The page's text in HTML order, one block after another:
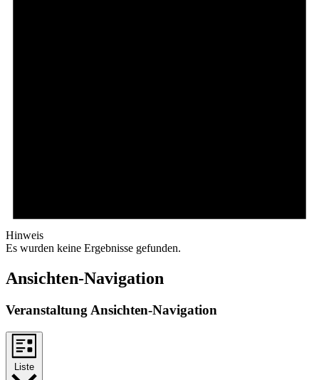
Hinweis
Es wurden keine Ergebnisse gefunden.
Ansichten-Navigation
Veranstaltung Ansichten-Navigation
Liste